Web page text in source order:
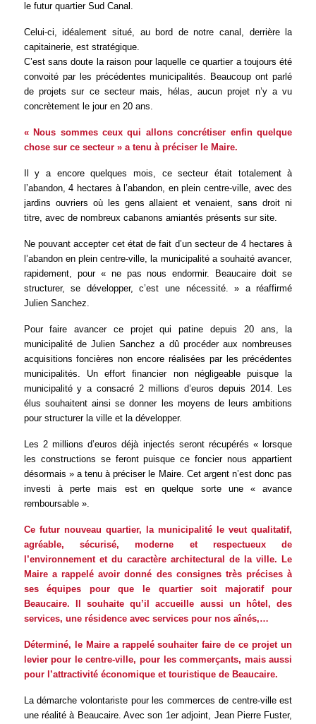
le futur quartier Sud Canal.
Celui-ci, idéalement situé, au bord de notre canal, derrière la
capitainerie, est stratégique.
C’est sans doute la raison pour laquelle ce quartier a toujours été
convoité par les précédentes municipalités. Beaucoup ont parlé
de projets sur ce secteur mais, hélas, aucun projet n’y a vu
concrètement le jour en 20 ans.
« Nous sommes ceux qui allons concrétiser enfin quelque
chose sur ce secteur » a tenu à préciser le Maire.
Il y a encore quelques mois, ce secteur était totalement à
l’abandon, 4 hectares à l’abandon, en plein centre-ville, avec des
jardins ouvriers où les gens allaient et venaient, sans droit ni
titre, avec de nombreux cabanons amiantés présents sur site.
Ne pouvant accepter cet état de fait d’un secteur de 4 hectares à
l’abandon en plein centre-ville, la municipalité a souhaité avancer,
rapidement, pour « ne pas nous endormir. Beaucaire doit se
structurer, se développer, c’est une nécessité. » a réaffirmé
Julien Sanchez.
Pour faire avancer ce projet qui patine depuis 20 ans, la
municipalité de Julien Sanchez a dû procéder aux nombreuses
acquisitions foncières non encore réalisées par les précédentes
municipalités. Un effort financier non négligeable puisque la
municipalité y a consacré 2 millions d’euros depuis 2014. Les
élus souhaitent ainsi se donner les moyens de leurs ambitions
pour structurer la ville et la développer.
Les 2 millions d’euros déjà injectés seront récupérés « lorsque
les constructions se feront puisque ce foncier nous appartient
désormais » a tenu à préciser le Maire. Cet argent n’est donc pas
investi à perte mais est en quelque sorte une « avance
remboursable ».
Ce futur nouveau quartier, la municipalité le veut qualitatif,
agréable, sécurisé, moderne et respectueux de
l’environnement et du caractère architectural de la ville. Le
Maire a rappelé avoir donné des consignes très précises à
ses équipes pour que le quartier soit majoratif pour
Beaucaire. Il souhaite qu’il accueille aussi un hôtel, des
services, une résidence avec services pour nos aînés,…
Déterminé, le Maire a rappelé souhaiter faire de ce projet un
levier pour le centre-ville, pour les commerçants, mais aussi
pour l’attractivité économique et touristique de Beaucaire.
La démarche volontariste pour les commerces de centre-ville est
une réalité à Beaucaire. Avec son 1er adjoint, Jean Pierre Fuster,